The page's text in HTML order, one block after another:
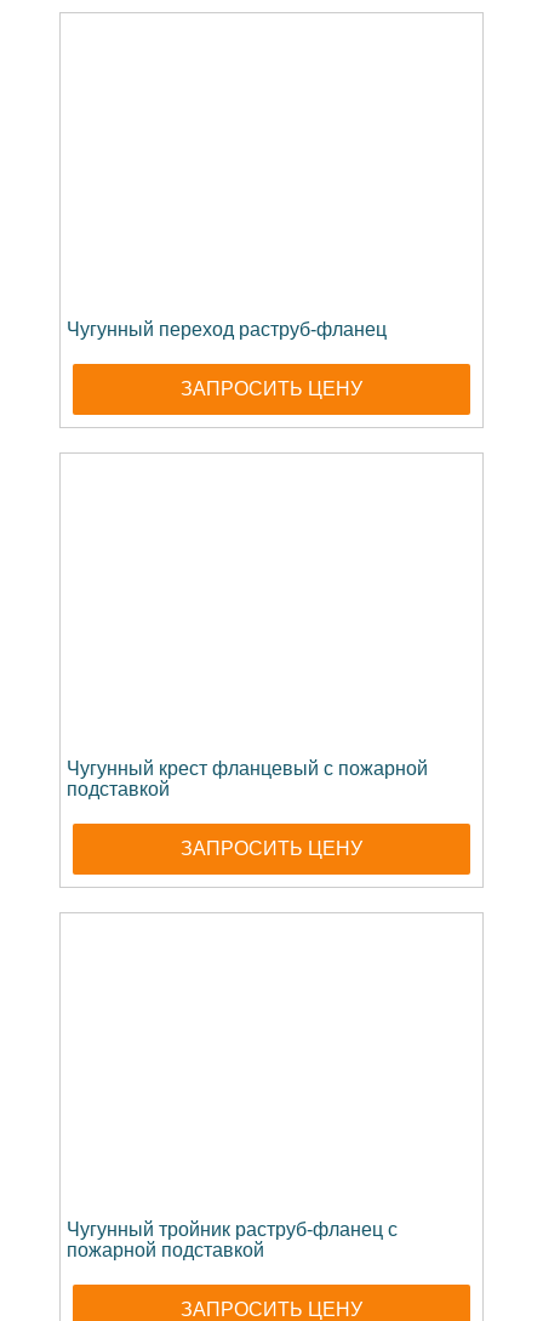
Чугунный переход раструб-фланец
ЗАПРОСИТЬ ЦЕНУ
Чугунный крест фланцевый с пожарной
подставкой
ЗАПРОСИТЬ ЦЕНУ
Чугунный тройник раструб-фланец с
пожарной подставкой
ЗАПРОСИТЬ ЦЕНУ